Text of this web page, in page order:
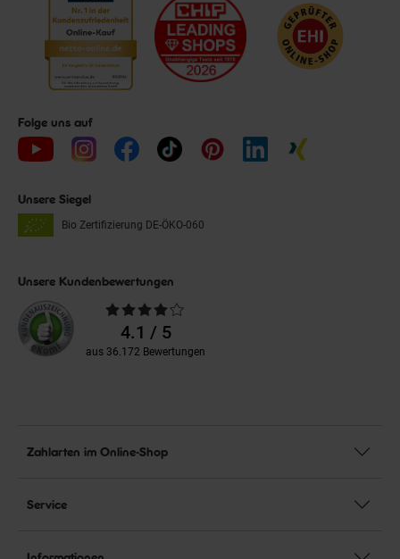
Folge uns auf
Unsere Siegel
Bio Zertifizierung DE-ÖKO-060
Unsere Kundenbewertungen
Durchschnittliche
Bewertungen4.1 / 5
aus 36.172 Bewertungen
Zahlarten im Online-Shop
Service